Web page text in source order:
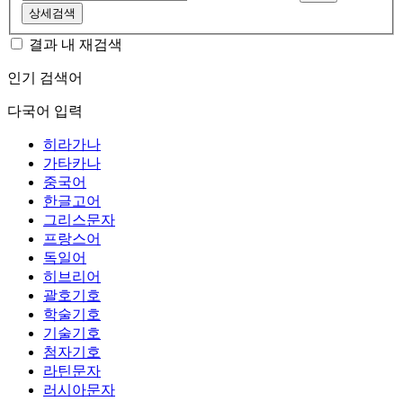
상세검색
결과 내 재검색
인기 검색어
다국어 입력
히라가나
가타카나
중국어
한글고어
그리스문자
프랑스어
독일어
히브리어
괄호기호
학술기호
기술기호
첨자기호
라틴문자
러시아문자